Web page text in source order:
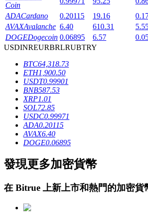
借貸寶
借貸數字貨幣，及時且安全的服務
定投理财
Coin
ADACardano 0.20115 19.16
AVAXAvalanche 6.40 610.31
DOGEDogecoin 0.06895 6.57
USDINREURBRLRUBTRY
BTC64,318.73
ETH1,900.50
USDT0.99901
BNB587.53
XRP1.01
SOL72.85
USDC0.99971
ADA0.20115
AVAX6.40
DOGE0.06895
發現更多加密貨幣
在 Bitrue 上新上市和熱門的加密貨